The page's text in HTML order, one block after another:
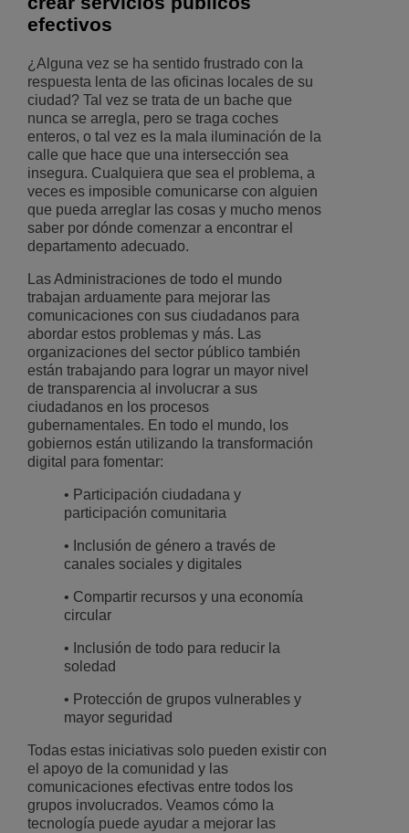
efectivos
¿Alguna vez se ha sentido frustrado con la
respuesta lenta de las oficinas locales de su
ciudad? Tal vez se trata de un bache que
nunca se arregla, pero se traga coches
enteros, o tal vez es la mala iluminación de la
calle que hace que una intersección sea
insegura. Cualquiera que sea el problema, a
veces es imposible comunicarse con alguien
que pueda arreglar las cosas y mucho menos
saber por dónde comenzar a encontrar el
departamento adecuado.
Las Administraciones de todo el mundo
trabajan arduamente para mejorar las
comunicaciones con sus ciudadanos para
abordar estos problemas y más. Las
organizaciones del sector público también
están trabajando para lograr un mayor nivel
de transparencia al involucrar a sus
ciudadanos en los procesos
gubernamentales. En todo el mundo, los
gobiernos están utilizando la transformación
digital para fomentar:
• Participación ciudadana y
participación comunitaria
• Inclusión de género a través de
canales sociales y digitales
• Compartir recursos y una economía
circular
• Inclusión de todo para reducir la
soledad
• Protección de grupos vulnerables y
mayor seguridad
Todas estas iniciativas solo pueden existir con
el apoyo de la comunidad y las
comunicaciones efectivas entre todos los
grupos involucrados. Veamos cómo la
tecnología puede ayudar a mejorar las